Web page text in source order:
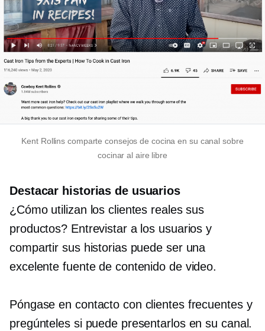
Kent Rollins comparte consejos de cocina en su canal sobre
cocinar al aire libre
Destacar historias de usuarios
¿Cómo utilizan los clientes reales sus
productos? Entrevistar a los usuarios y
compartir sus historias puede ser una
excelente fuente de contenido de video.
Póngase en contacto con clientes frecuentes y
pregúnteles si puede presentarlos en su canal.